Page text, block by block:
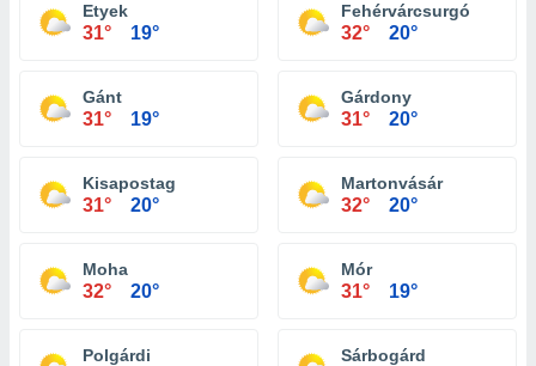
Etyek
31° 19°
Fehérvárcsurgó
32° 20°
Gánt
31° 19°
Gárdony
31° 20°
Kisapostag
31° 20°
Martonvásár
32° 20°
Moha
32° 20°
Mór
31° 19°
Polgárdi Sárbogárd